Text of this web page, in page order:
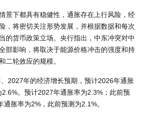
景下都具有稳健性，通胀存在上行风险，经
，将密切关注形势发展，并根据数据和每次
的货币政策立场。央行指出，中东冲突对中
部影响，将取决于能源价格冲击的强度和持
二轮效应的规模。
2027年的经济增长预期，预计2026年通胀
。预计2027年通胀率为2.3%；此前预
胀率为2%，此前预测为2.1%。